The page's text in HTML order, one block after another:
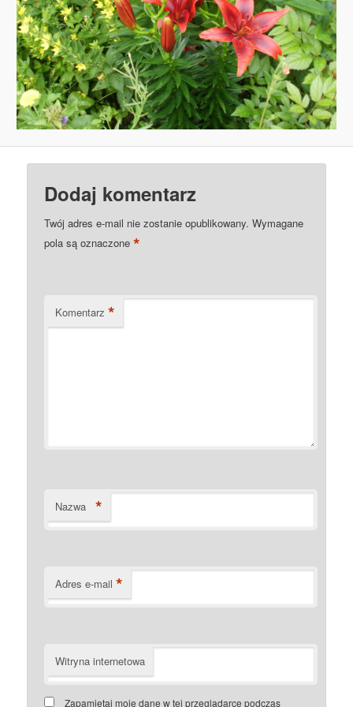
Dodaj komentarz
Twój adres e-mail nie zostanie opublikowany. Wymagane
pola są oznaczone*
Komentarz *
Nazwa *
Adres e-mail *
Witryna internetowa
Zapamiętaj moje dane w tej przeglądarce podczas